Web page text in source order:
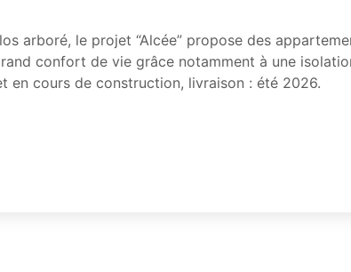
arboré, le projet “Alcée” propose des
confort de vie grâce notamment à une
en cours de construction, livraison : été 2026.